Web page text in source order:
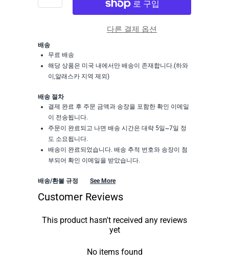
다른 결제 옵션
배송
무료 배송
해당 상품은 미국 내에서만 배송이 존재합니다.(하와
이,알래스카 지역 제외)
배송 절차
결제 완료 후 주문 금액과 송장을 포함한 확인 이메일
이 전송됩니다.
주문이 완료되고 나면 배송 시간은 대략 5일~7일 정
도 소요됩니다.
배송이 완료되었습니다. 배송 추적 번호와 송장이 첨
부되어 확인 이메일을 받았습니다.
배송/환불 규정 See More
Customer Reviews
This product hasn't received any reviews
yet
No items found